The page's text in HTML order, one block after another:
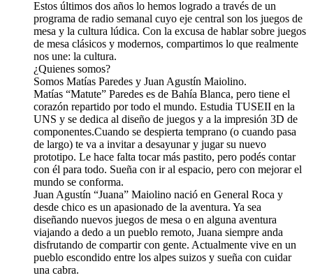
Estos últimos dos años lo hemos logrado a través de un
programa de radio semanal cuyo eje central son los juegos de
mesa y la cultura lúdica. Con la excusa de hablar sobre juegos
de mesa clásicos y modernos, compartimos lo que realmente
nos une: la cultura.
¿Quienes somos?
Somos Matías Paredes y Juan Agustín Maiolino.
Matías “Matute” Paredes es de Bahía Blanca, pero tiene el
corazón repartido por todo el mundo. Estudia TUSEII en la
UNS y se dedica al diseño de juegos y a la impresión 3D de
componentes.Cuando se despierta temprano (o cuando pasa
de largo) te va a invitar a desayunar y jugar su nuevo
prototipo. Le hace falta tocar más pastito, pero podés contar
con él para todo. Sueña con ir al espacio, pero con mejorar el
mundo se conforma.
Juan Agustín “Juana” Maiolino nació en General Roca y
desde chico es un apasionado de la aventura. Ya sea
diseñando nuevos juegos de mesa o en alguna aventura
viajando a dedo a un pueblo remoto, Juana siempre anda
disfrutando de compartir con gente. Actualmente vive en un
pueblo escondido entre los alpes suizos y sueña con cuidar
una cabra.